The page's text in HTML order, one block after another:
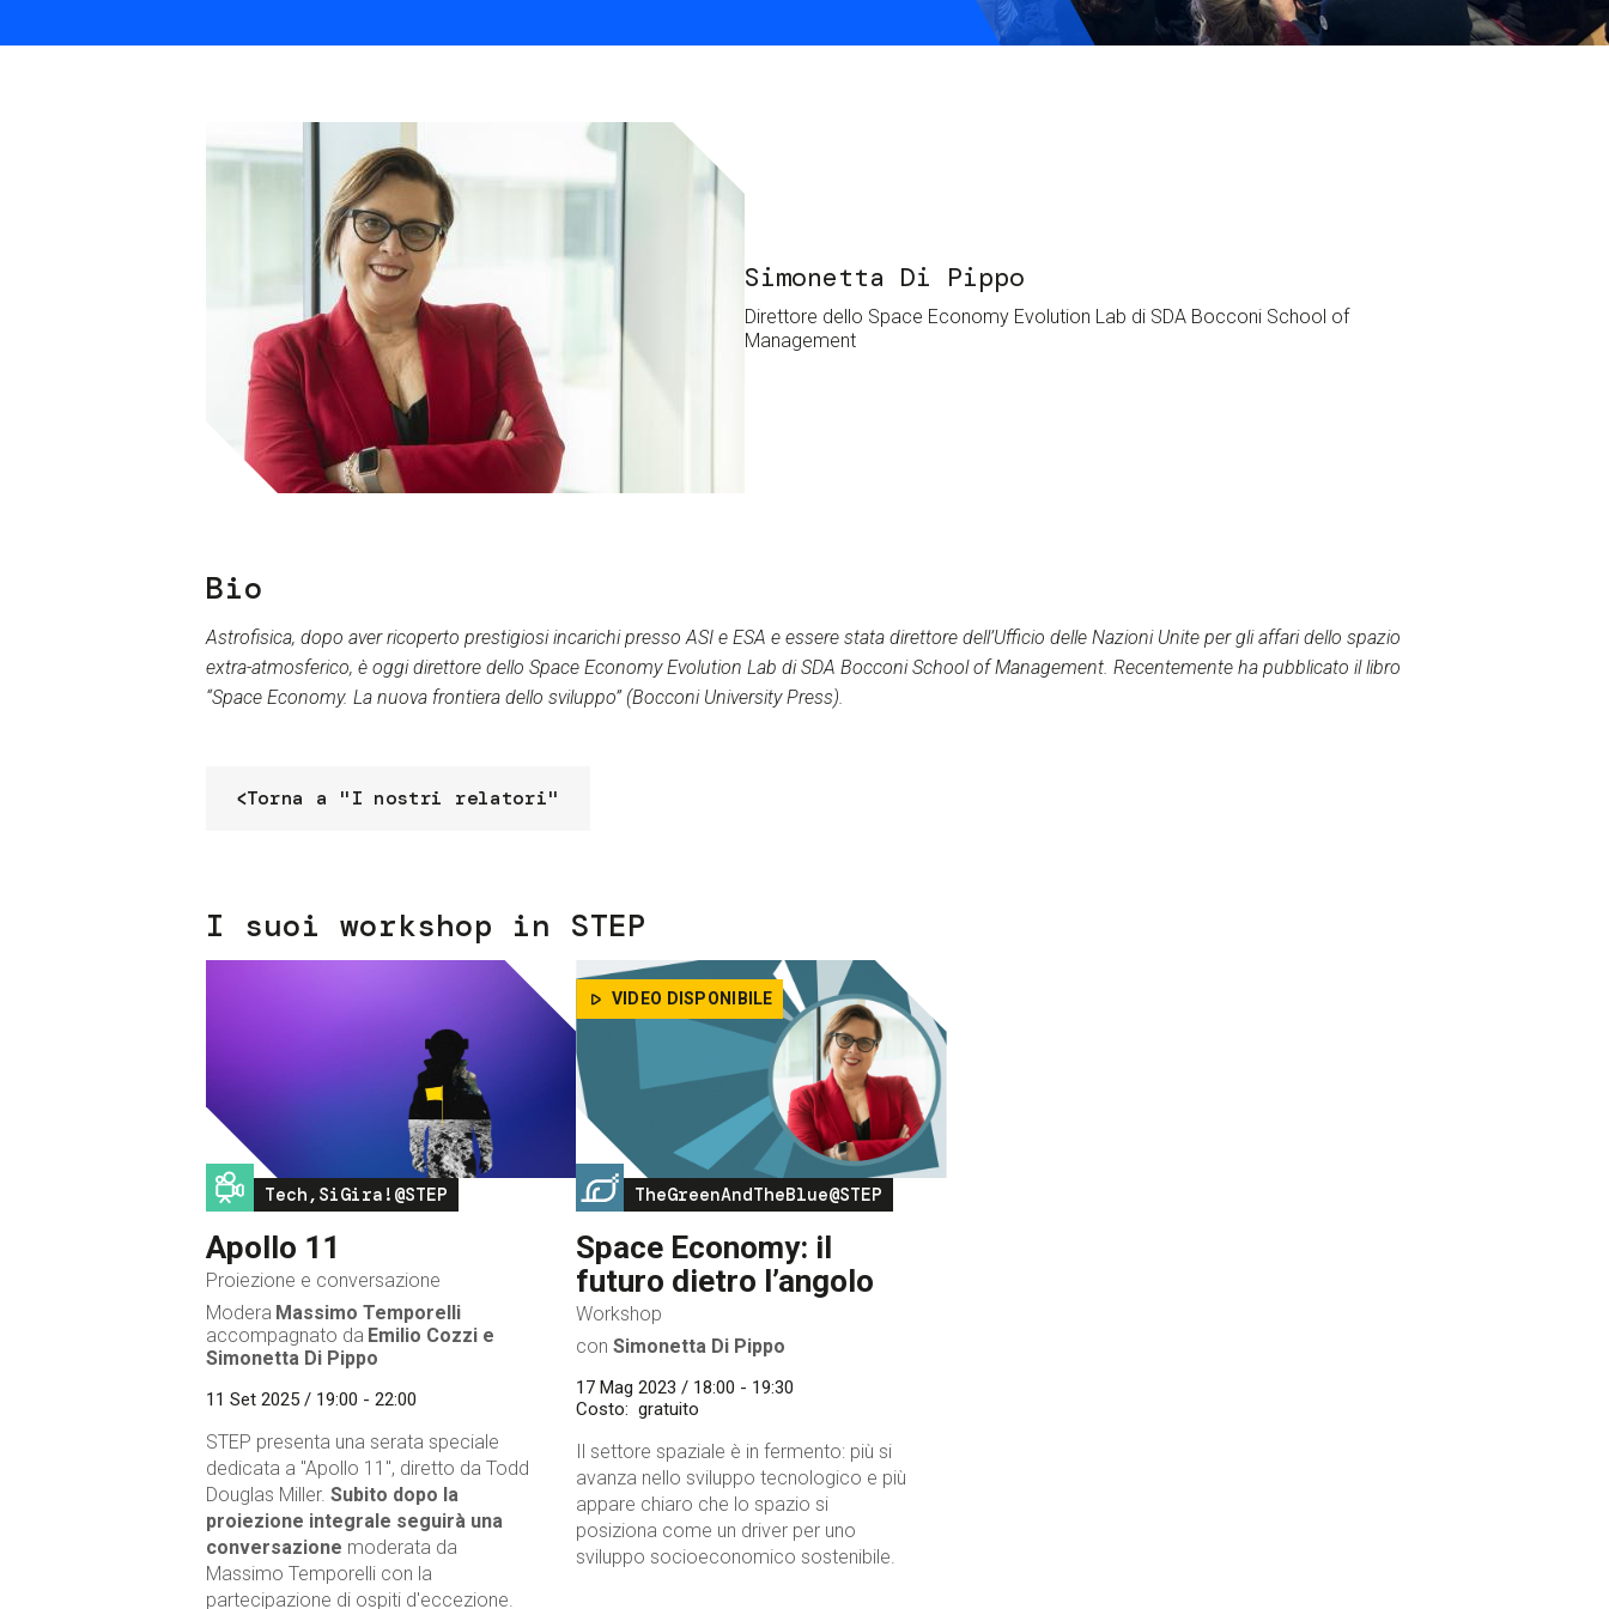
Servizi e accessibilità
Contatti
Biglietti
Simonetta Di Pippo
Direttore dello Space Economy Evolution Lab di SDA Bocconi School of
Management
Bio
Astrofisica, dopo aver ricoperto prestigiosi incarichi presso ASI e ESA e essere stata direttore dell’Ufficio delle Nazioni Unite per gli affari dello spazio
extra-atmosferico, è oggi direttore dello Space Economy Evolution Lab di SDA Bocconi School of Management. Recentemente ha pubblicato il libro
“Space Economy. La nuova frontiera dello sviluppo” (Bocconi University Press).
Torna a "I nostri relatori"
I suoi workshop in STEP
Image
Tech,SiGira!@STEP
Apollo 11
Proiezione e conversazione
Modera Massimo Temporelli
accompagnato da Emilio Cozzi e
Simonetta Di Pippo
11 Set 2025 / 19:00 - 22:00
STEP presenta una serata speciale
dedicata a "Apollo 11", diretto da Todd
Douglas Miller. Subito dopo la
proiezione integrale seguirà una
conversazione moderata da
Massimo Temporelli con la
partecipazione di ospiti d'eccezione.
VIDEO DISPONIBILE
Image
TheGreenAndTheBlue@STEP
Space Economy: il
futuro dietro l’angolo
Workshop
con Simonetta Di Pippo
17 Mag 2023 / 18:00 - 19:30
Costo gratuito
Il settore spaziale è in fermento: più si
avanza nello sviluppo tecnologico e più
appare chiaro che lo spazio si
posiziona come un driver per uno
sviluppo socioeconomico sostenibile.